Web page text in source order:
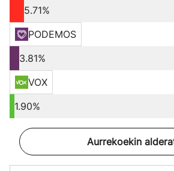
5.71%
PODEMOS
3.81%
VOX
1.90%
Aurrekoekin